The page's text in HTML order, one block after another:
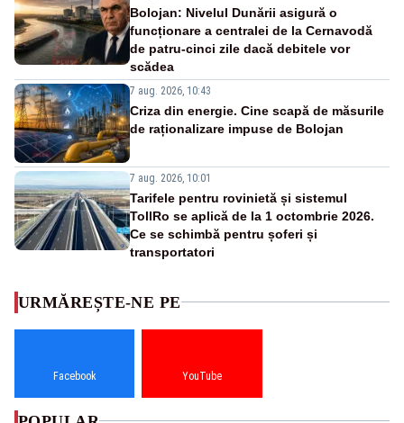
Bolojan: Nivelul Dunării asigură o
funcționare a centralei de la Cernavodă
de patru-cinci zile dacă debitele vor
scădea
7 aug. 2026, 10:43
Criza din energie. Cine scapă de măsurile
de raționalizare impuse de Bolojan
7 aug. 2026, 10:01
Tarifele pentru rovinietă și sistemul
TollRo se aplică de la 1 octombrie 2026.
Ce se schimbă pentru șoferi și
transportatori
URMĂREȘTE-NE PE
Facebook YouTube